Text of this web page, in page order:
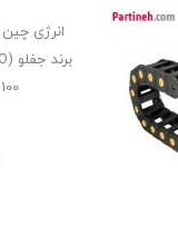
100 میلیمتر